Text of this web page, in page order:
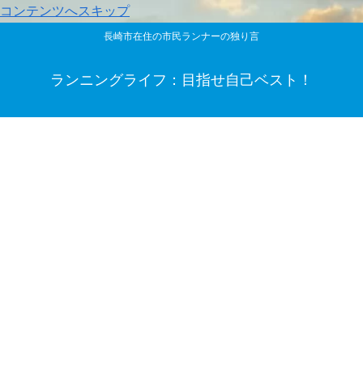
コンテンツへスキップ
長崎市在住の市民ランナーの独り言
ランニングライフ：目指せ自己ベスト！